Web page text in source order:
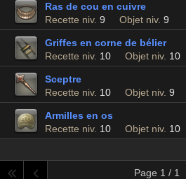
Ras de cou en cuivre
Recette niv. 9 Objet niv. 9
Griffes en corne de bélier
Recette niv. 10 Objet niv. 10
Sceptre
Recette niv. 10 Objet niv. 9
Armilles en os
Recette niv. 10 Objet niv. 10
Page 1 / 1